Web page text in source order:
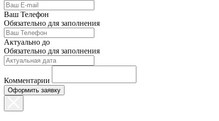
Ваш Телефон
Обязательно для заполнения
Актуально до
Обязательно для заполнения
Комментарии